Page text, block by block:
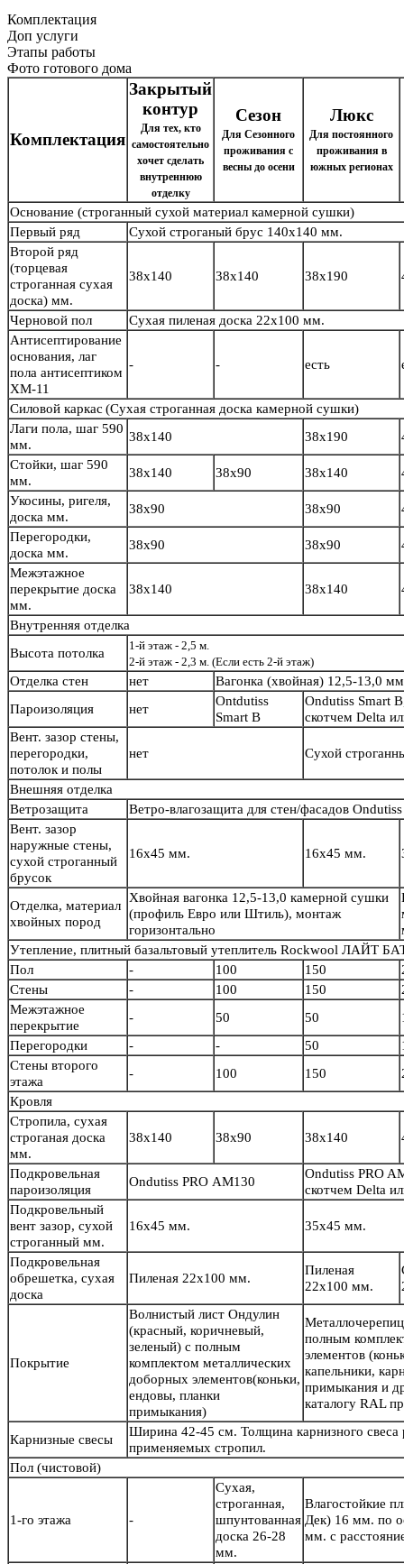
Комплектация
Доп услуги
Этапы работы
Фото готового дома
Комплектация
Закрытый
контур
Для тех, кто
самостоятельно
хочет сделать
внутреннюю
отделку
Сезон
Для Сезонного
проживания с
весны до осени
Люкс
Для постоянного
проживания в
южных регионах
Основание (строганный сухой материал камерной сушки)
Первый ряд
Сухой строганый брус 140х140 мм.
Второй ряд
(торцевая
строганная сухая
доска) мм.
38х140 38х140 38х190
Черновой пол
Сухая пиленая доска 22х100 мм.
Антисептирование
основания, лаг
пола антисептиком
ХМ-11
- - есть
Силовой каркас(Сухая строганная доска камерной сушки)
Лаги пола, шаг 590
мм.
38х140 38х190
Стойки, шаг 590
мм.
38х140 38х90 38х140
Укосины, ригеля,
доска мм.
38х90 38х90
Перегородки,
доска мм.
38х90 38х90
Межэтажное
перекрытие доска
мм.
38х140 38х140
Внутренняя отделка
Высота потолка
1-й этаж - 2,5 м.
2-й этаж - 2,3 м. (Если есть 2-й этаж)
Отделка стен нет
Вагонка (хвойная) 12,5-13,0
Пароизоляция
нет
Ontdutiss
Smart B
Ondutiss Smart
скотчем Delta
Вент. зазор стены,
перегородки,
потолок и полы
нет Сухой
Внешняя отделка
Ветрозащита
Ветро-влагозащита для стен/фасадов
Вент. зазор
наружные стены,
сухой строганный
брусок
16х45 мм. 16х45 мм.
Отделка, материал
хвойных пород
Хвойная вагонка 12,5-13,0 камерной сушки
(профиль Евро или Штиль), монтаж
горизонтально
Утепление, плитный базальтовый утеплитель Rockwool ЛАЙТ
Пол
- 100 150
Стены
- 100 150
Межэтажное
перекрытие
- 50 50
Перегородки
- - 50
Стены второго
этажа
- 100 150
Кровля
Стропила, сухая
строганая доска
мм.
38х140 38х90 38х140
Подкровельная
пароизоляция
Ondutiss PRO АМ130
Ondutiss PRO
скотчем Delta
Подкровельный
вент зазор, сухой
строганный мм.
16х45 мм. 35х45 мм.
Подкровельная
обрешетка, сухая
доска
Пиленая 22х100 мм.
Пиленая
22х100 мм.
Покрытие
Волнистый лист Ондулин
(красный, коричневый,
зеленый) с полным
комплектом металлических
доборных элементов(коньки,
ендовы, планки
примыкания)
полным
элементов
капельники,
примыкания и
каталогу RAL
Карнизные свесы
Ширина 42-45 см. Толщина карнизного свеса
применяемых стропил.
Пол (чистовой)
1-го этажа -
Сухая,
строганная,
шпунтованная
доска 26-28
мм.
Влагостойкие
Дек) 16 мм. по
мм. с